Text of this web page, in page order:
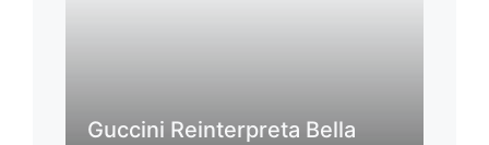
Guccini Reinterpreta Bella